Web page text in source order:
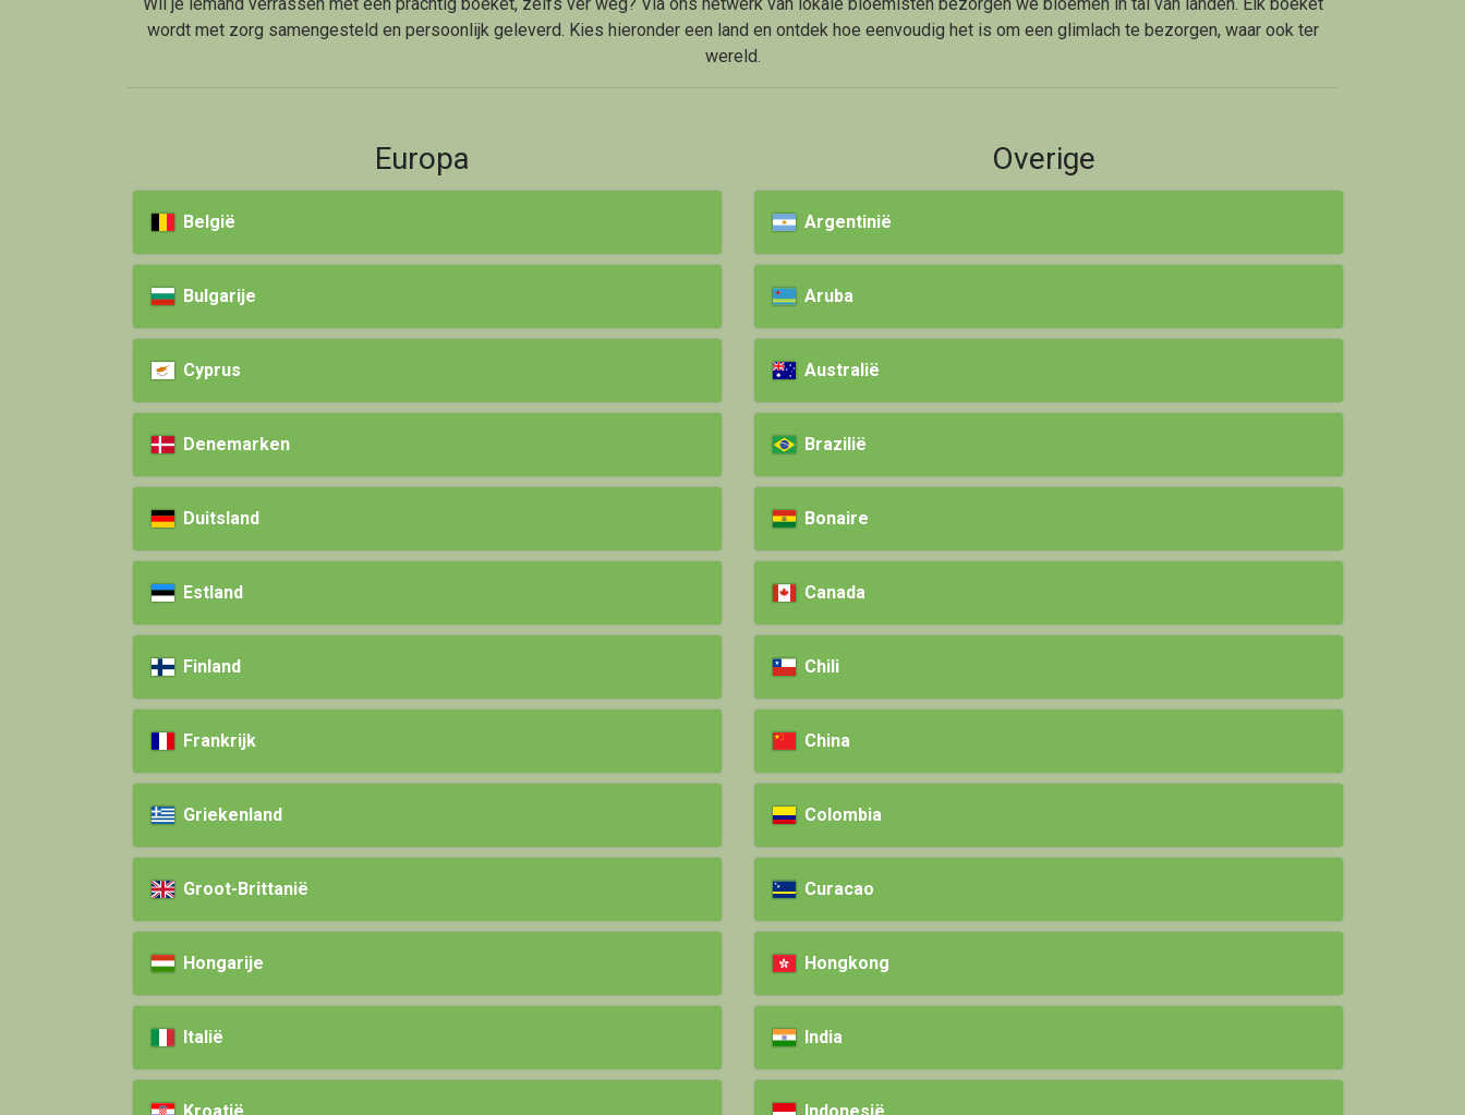
wordt met zorg samengesteld en persoonlijk geleverd. Kies hieronder een land en ontdek hoe eenvoudig het is om een glimlach te bezorgen, waar ook ter
wereld.
Europa
België
Bulgarije
Cyprus
Denemarken
Duitsland
Estland
Finland
Frankrijk
Griekenland
Groot-Brittanië
Hongarije
Italië
Overige
Argentinië
Aruba
Australië
Brazilië
Bonaire
Canada
Chili
China
Colombia
Curacao
Hongkong
India